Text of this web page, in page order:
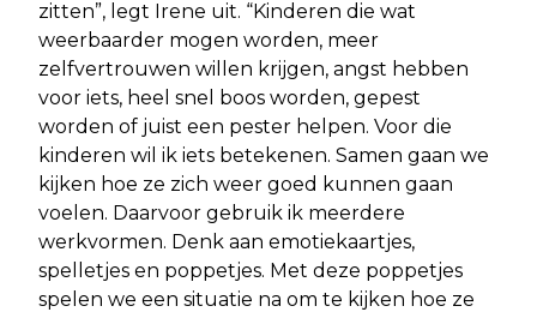
zitten”, legt Irene uit. “Kinderen die wat
weerbaarder mogen worden, meer
zelfvertrouwen willen krijgen, angst hebben
voor iets, heel snel boos worden, gepest
worden of juist een pester helpen. Voor die
kinderen wil ik iets betekenen. Samen gaan we
kijken hoe ze zich weer goed kunnen gaan
voelen. Daarvoor gebruik ik meerdere
werkvormen. Denk aan emotiekaartjes,
spelletjes en poppetjes. Met deze poppetjes
spelen we een situatie na om te kijken hoe ze